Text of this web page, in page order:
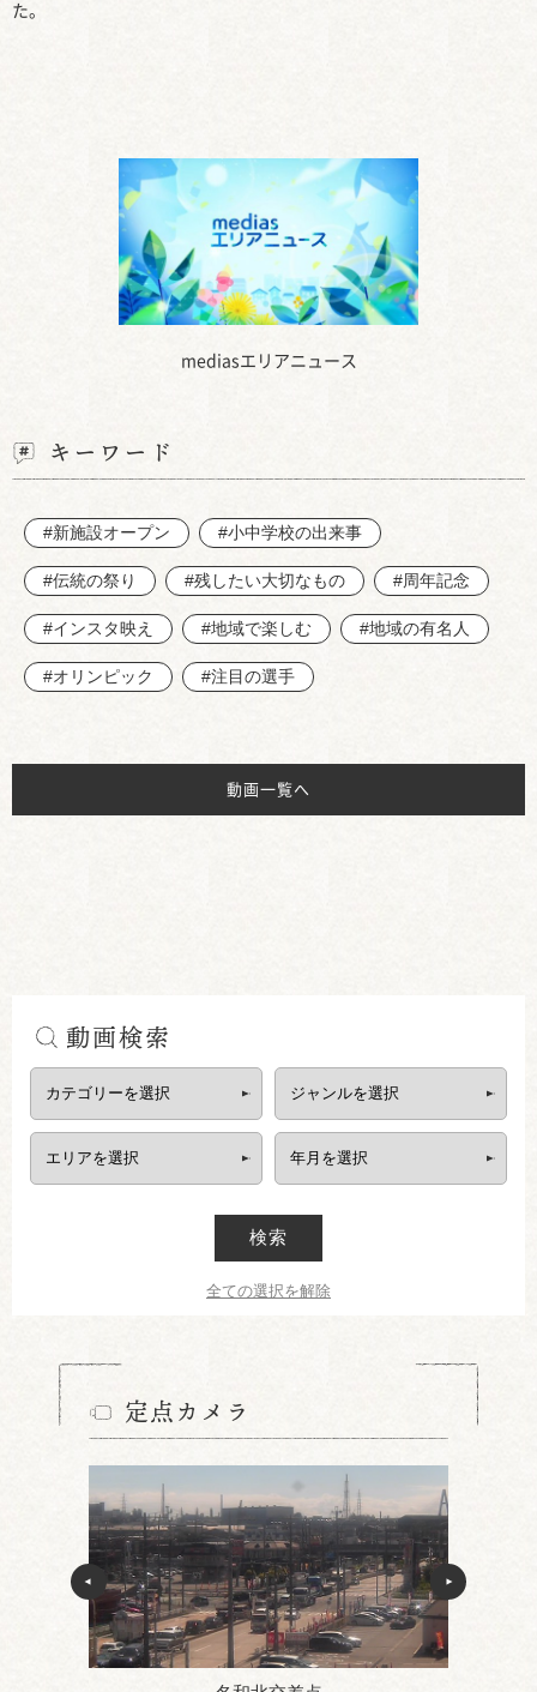
mediasエリアニュース
た。
キーワード
#新施設オープン #小中学校の出来事
#伝統の祭り #残したい大切なもの #周年記念
#インスタ映え #地域で楽しむ #地域の有名人
#オリンピック #注目の選手
動画一覧へ
動画検索
検索
全ての選択を解除
定点カメラ